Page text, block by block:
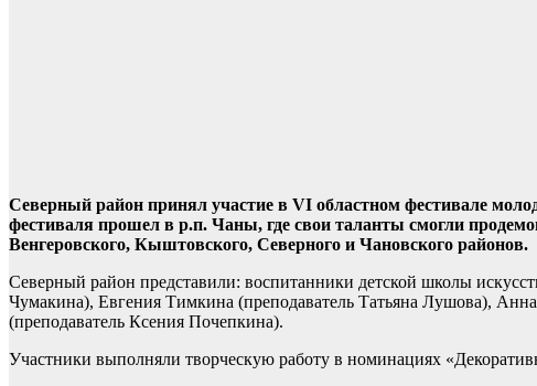
Северный район принял участие в VI областном фестивале
фестиваля прошел в р.п. Чаны, где свои таланты смогли
Венгеровского, Кыштовского, Северного и Чановского районов.
Северный район представили: воспитанники детской школы
Чумакина), Евгения Тимкина (преподаватель Татьяна Лушова),
(преподаватель Ксения Почепкина).
Участники выполняли творческую работу в номинациях